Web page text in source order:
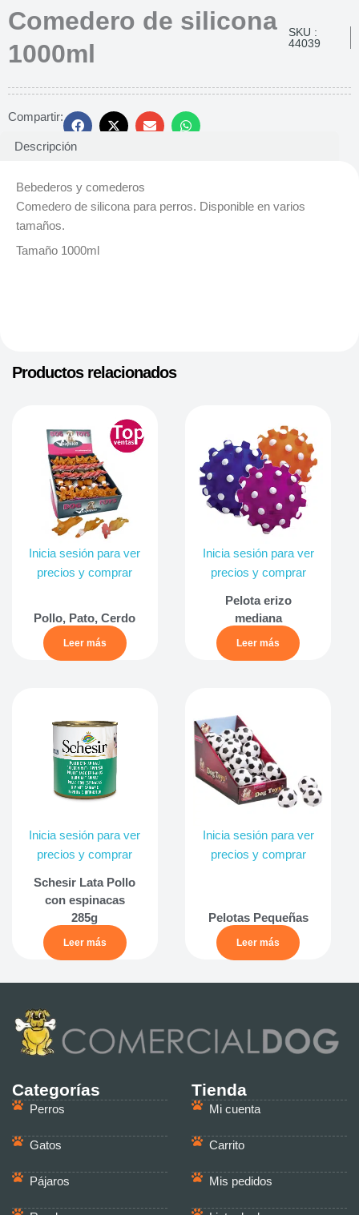
Comedero de silicona
1000ml
SKU :
44039
Compartir:
Descripción
Bebederos y comederos
Comedero de silicona para perros. Disponible en varios
tamaños.
Tamaño 1000ml
Productos relacionados
Inicia sesión para ver
precios y comprar
Pollo, Pato, Cerdo
Leer más
Inicia sesión para ver
precios y comprar
Pelota erizo
mediana
Leer más
Inicia sesión para ver
precios y comprar
Schesir Lata Pollo
con espinacas
285g
Leer más
Inicia sesión para ver
precios y comprar
Pelotas Pequeñas
Leer más
Categorías
Perros
Gatos
Pájaros
Tienda
Mi cuenta
Carrito
Mis pedidos